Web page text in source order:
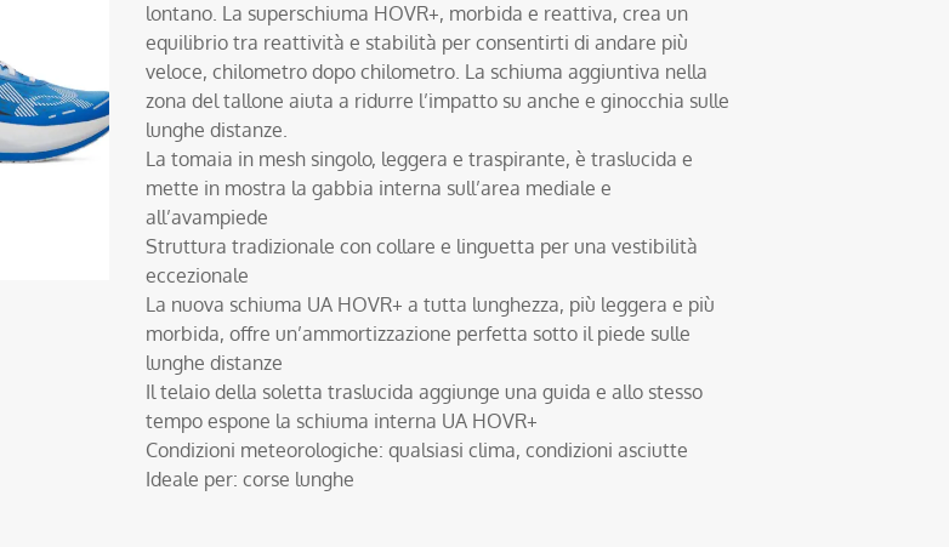
lontano. La superschiuma HOVR+, morbida e reattiva, crea un
equilibrio tra reattività e stabilità per consentirti di andare più
veloce, chilometro dopo chilometro. La schiuma aggiuntiva nella
zona del tallone aiuta a ridurre l’impatto su anche e ginocchia sulle
lunghe distanze.
La tomaia in mesh singolo, leggera e traspirante, è traslucida e
mette in mostra la gabbia interna sull’area mediale e
all’avampiede
Struttura tradizionale con collare e linguetta per una vestibilità
eccezionale
La nuova schiuma UA HOVR+ a tutta lunghezza, più leggera e più
morbida, offre un’ammortizzazione perfetta sotto il piede sulle
lunghe distanze
Il telaio della soletta traslucida aggiunge una guida e allo stesso
tempo espone la schiuma interna UA HOVR+
Condizioni meteorologiche: qualsiasi clima, condizioni asciutte
Ideale per: corse lunghe